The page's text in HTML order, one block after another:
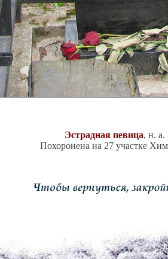
Эстрадная певица, н. а.
Похоронена на 27 участке